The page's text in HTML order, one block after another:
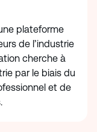
plateforme
de l’industrie
cherche à
par le biais du
et de